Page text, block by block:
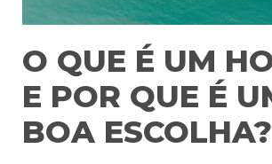
O QUE É UM
E POR QUE É
BOA ESCOLHA?